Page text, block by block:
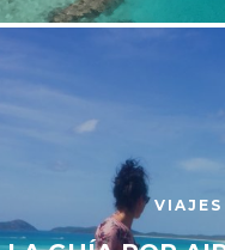
VIAJES